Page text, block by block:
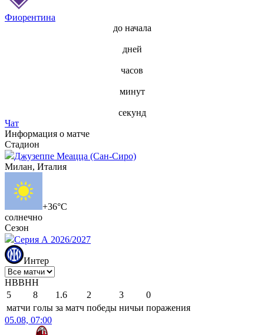
Фиорентина
до начала
дней
часов
минут
секунд
Чат
Информация о матче
Стадион
Джузеппе Меацца (Сан-Сиро)
Милан, Италия
+36°C
солнечно
Сезон
Серия А 2026/2027
Интер
НВВНН
5
8 1.6 2 3
0
матчи голы за матч победы ничьи поражения
05.08, 07:00